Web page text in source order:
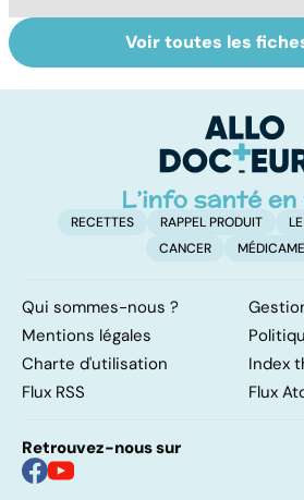
Tout savoir sur
les virus
Voir toutes les
RECETTES RAPPEL PRODUIT
CANCER
Qui sommes-nous ?
Mentions légales
Charte d'utilisation
Index
Flux RSS
Flux
Retrouvez-nous sur